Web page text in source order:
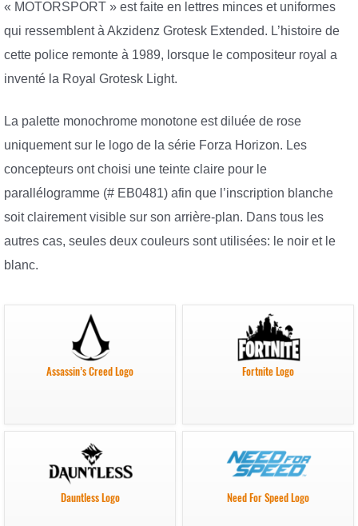
« MOTORSPORT » est faite en lettres minces et uniformes
qui ressemblent à Akzidenz Grotesk Extended. L’histoire de
cette police remonte à 1989, lorsque le compositeur royal a
inventé la Royal Grotesk Light.
La palette monochrome monotone est diluée de rose
uniquement sur le logo de la série Forza Horizon. Les
concepteurs ont choisi une teinte claire pour le
parallélogramme (# EB0481) afin que l’inscription blanche
soit clairement visible sur son arrière-plan. Dans tous les
autres cas, seules deux couleurs sont utilisées: le noir et le
blanc.
Assassin’s Creed Logo Fortnite Logo
Dauntless Logo Need For Speed Logo